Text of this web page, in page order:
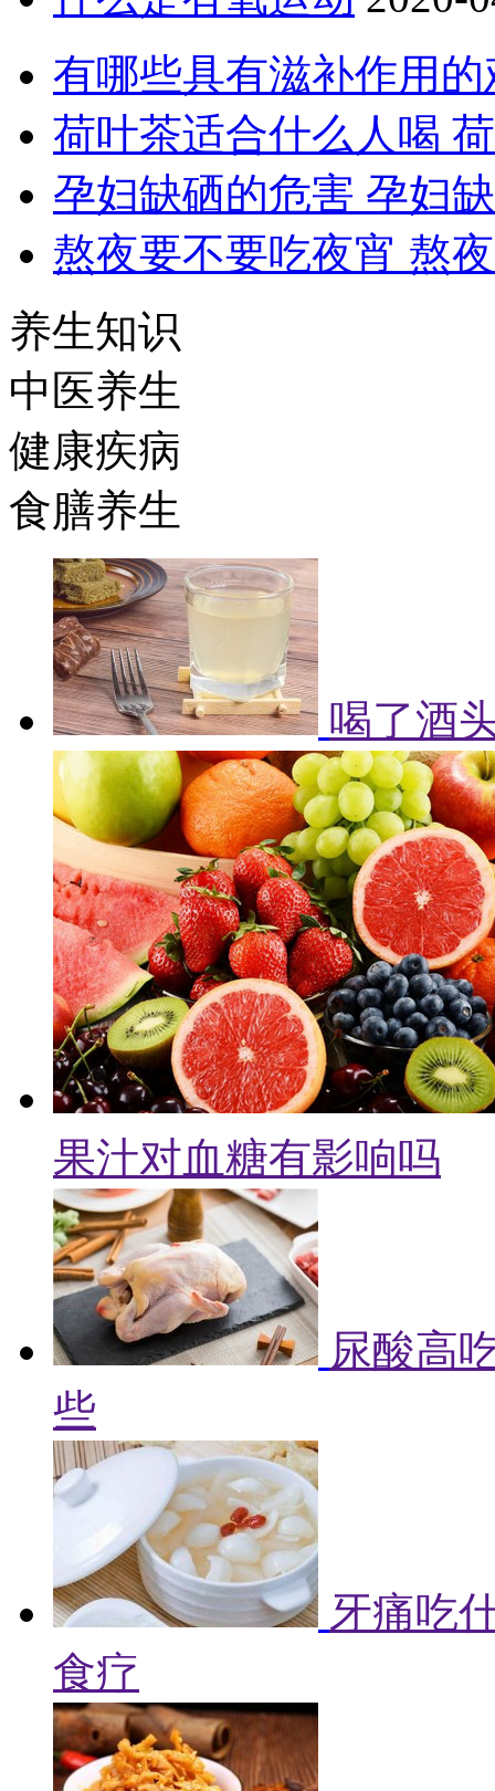
有哪些具有滋补作用的
荷叶茶适合什么人喝
孕妇缺硒的危害 孕妇
熬夜要不要吃夜宵 熬
养生知识
中医养生
健康疾病
食膳养生
喝了酒
果汁对血糖有影响吗
尿酸高
些
牙痛吃
食疗